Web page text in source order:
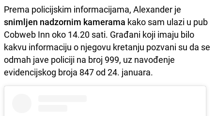
Prema policijskim informacijama, Alexander je
snimljen nadzornim kamerama kako sam ulazi u pub
Cobweb Inn oko 14.20 sati. Građani koji imaju bilo
kakvu informaciju o njegovu kretanju pozvani su da se
odmah jave policiji na broj 999, uz navođenje
evidencijskog broja 847 od 24. januara.